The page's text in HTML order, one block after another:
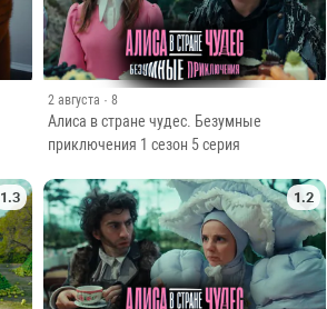
2 августа · 8
Алиса в стране чудес. Безумные
приключения 1 сезон 5 серия
1.3 1.2